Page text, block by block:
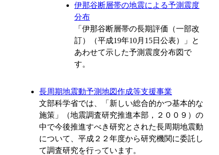
伊那谷断層帯の地震による予測震度
分布
「伊那谷断層帯の長期評価（一部改
訂）（平成19年10月15日公表）」と
あわせて示した予測震度分布図で
す。
長周期地震動予測地図作成等支援事業
文部科学省では、「新しい総合的かつ基本的な
施策」（地震調査研究推進本部，２００９）の
中で今後推進すべき研究とされた長周期地震動
について、平成２２年度から研究機関に委託し
て調査研究を行っています。